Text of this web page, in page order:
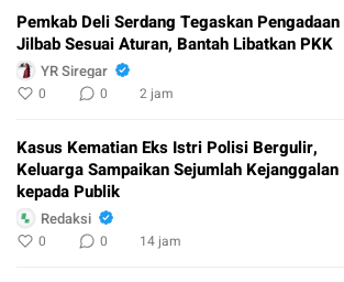
Pemkab Deli Serdang Tegaskan Pengadaan
Jilbab Sesuai Aturan, Bantah Libatkan PKK
YR Siregar
0 0 2 jam
Kasus Kematian Eks Istri Polisi Bergulir,
Keluarga Sampaikan Sejumlah Kejanggalan
kepada Publik
Redaksi
0 0 14 jam